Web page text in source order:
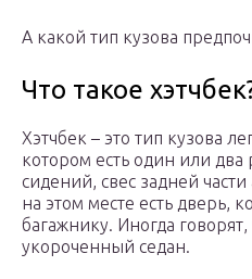
А какой тип кузова
Что такое
Хэтчбек – это тип кузова
котором есть один или два
сидений, свес задней
на этом месте есть дверь,
багажнику. Иногда говорят,
укороченный седан.